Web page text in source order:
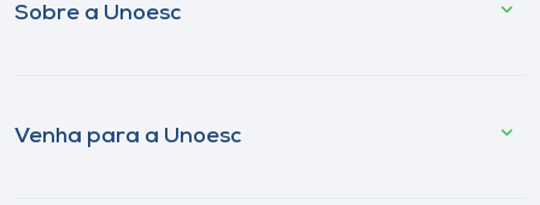
Sobre a Unoesc
Venha para a Unoesc